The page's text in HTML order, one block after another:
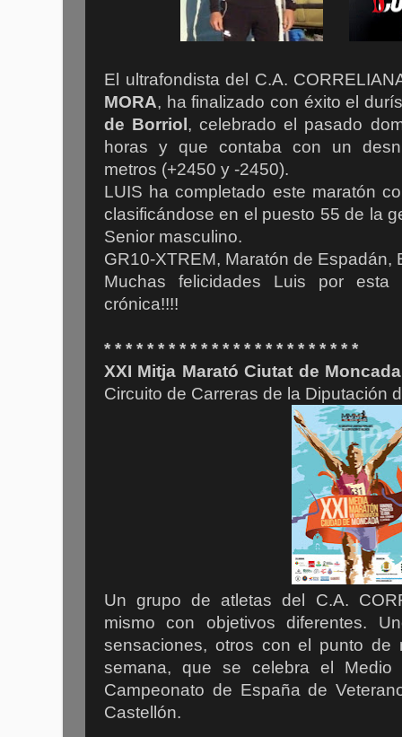
El ultrafondista del C.A.
MORA, ha finalizado con éxito el
de Borriol, celebrado el pasado
horas y que contaba con un
metros (+2450 y -2450).
LUIS ha completado este maratón
clasificándose en el puesto 55 de la
Senior masculino.
GR10-XTREM, Maratón de Espadán,
Muchas felicidades Luis por
crónica!!!!
* * * * * * * * * * * * * * * * * * * * * * * *
XXI Mitja Marató Ciutat de Moncada
Circuito de Carreras de la Diputación
Un grupo de atletas del C.A.
mismo con objetivos diferentes.
sensaciones, otros con el punto
semana, que se celebra el
Campeonato de España de
Castellón.